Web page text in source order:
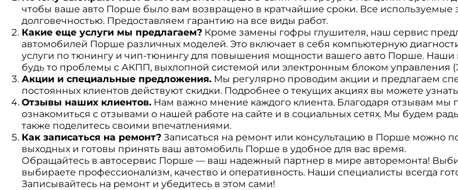
чтобы ваше авто Порше было вам возвращено в кратчайшие сроки. Все используемые
долговечностью. Предоставляем гарантию на все виды работ.
Какие еще услуги мы предлагаем?Кроме замены гофры глушителя, наш сервис
автомобилей Порше различных моделей. Это включает в себя компьютерную
услуги по тюнингу и чип-тюнингу для повышения мощности вашего авто Порше. Наши
будь то проблемы с АКПП, выхлопной системой или электронным блоком управления
Акции и специальные предложения.Мы регулярно проводим акции и предлагаем
постоянных клиентов действуют скидки. Подробнее о текущих акциях вы можете
Отзывы наших клиентов.Нам важно мнение каждого клиента. Благодаря отзывам
ознакомиться с отзывами о нашей работе на сайте и в социальных сетях. Мы будем
также поделитесь своими впечатлениями.
Как записаться на ремонт?Записаться на ремонт или консультацию в Порше можно
выходных и готовы принять ваш автомобиль Порше в удобное для вас время.
Обращайтесь в автосервис Порше — ваш надежный партнер в мире авторемонта!
выбираете профессионализм, качество и оперативность. Наши специалисты всегда
Записывайтесь на ремонт и убедитесь в этом сами!